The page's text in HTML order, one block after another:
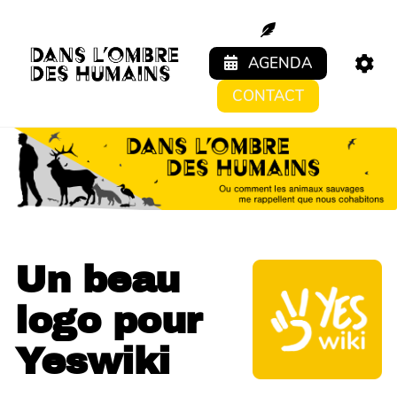
AGENDA
CONTACT
Un beau
logo pour
Yeswiki